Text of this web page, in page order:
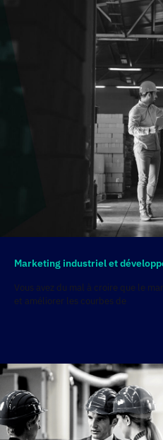
Marketing industriel et
Vous avez du mal à croire que le
et améliorer les courbes de